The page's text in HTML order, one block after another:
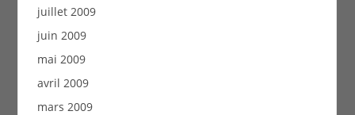
juillet 2009
juin 2009
mai 2009
avril 2009
mars 2009